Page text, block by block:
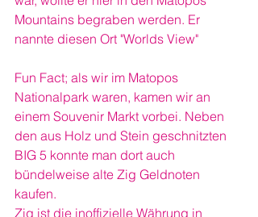
Mountains begraben werden. Er
nannte diesen Ort "Worlds View"
Fun Fact; als wir im Matopos
Nationalpark waren, kamen wir an
einem Souvenir Markt vorbei. Neben
den aus Holz und Stein geschnitzten
BIG 5 konnte man dort auch
bündelweise alte Zig Geldnoten
kaufen.
Zig ist die inoffizielle Währung in